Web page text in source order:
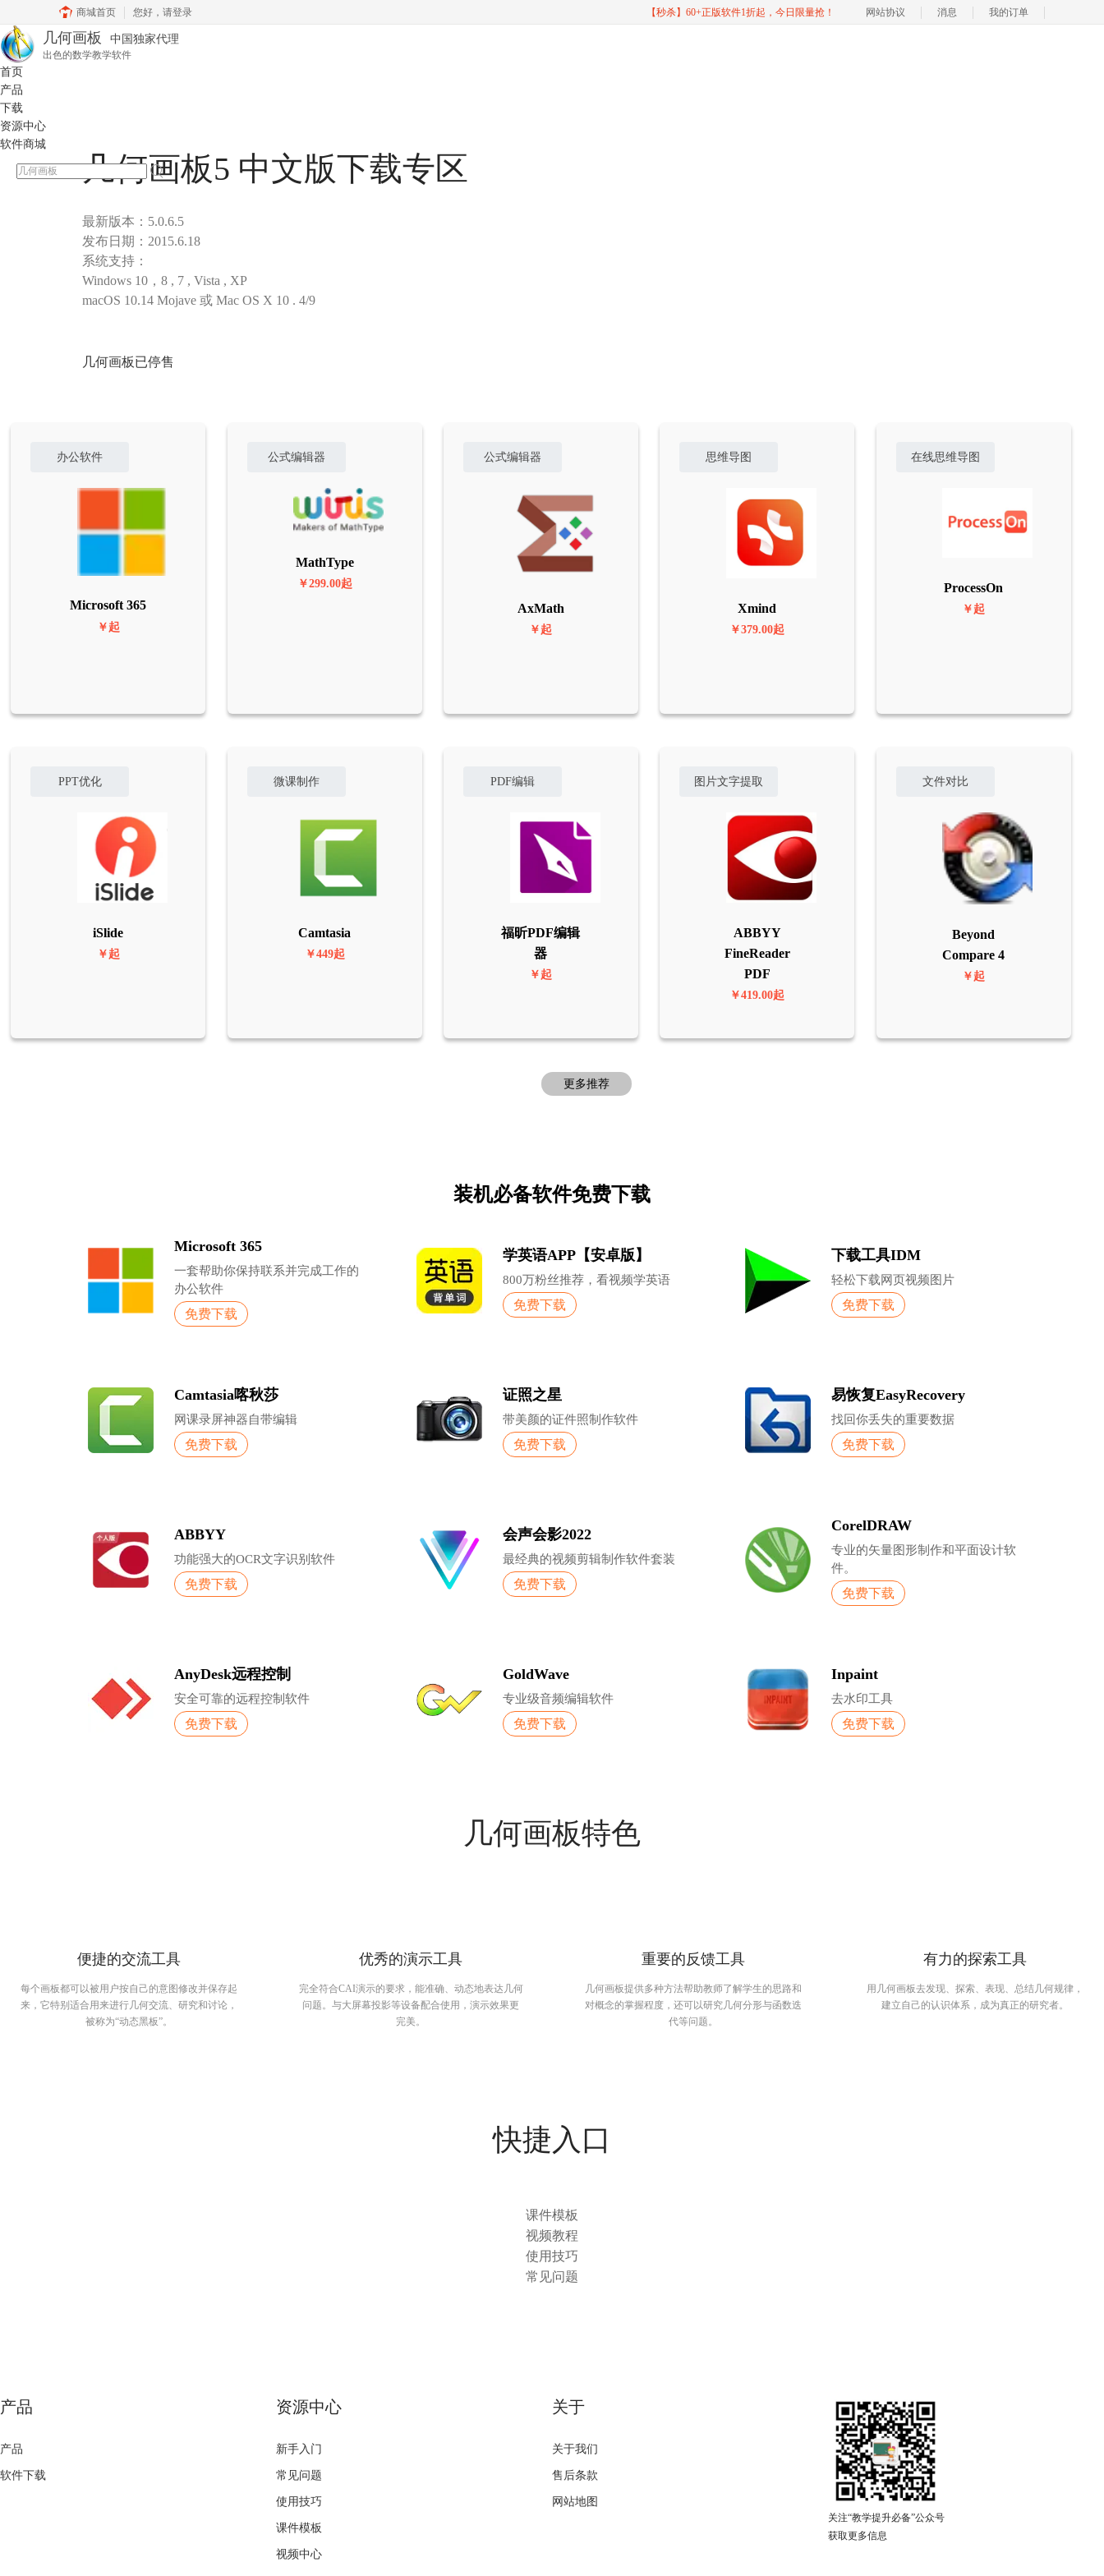
商城首页 您好， 请登录 【秒杀】60+正版软件1折起，今日限量抢！ 网站协议 消息 我的订单
几何画板 中国独家代理
出色的数学教学软件
首页
产品
下载
资源中心
软件商城
几何画板5 中文版下载专区
最新版本：5.0.6.5
发布日期：2015.6.18
系统支持：
Windows 10，8 , 7 , Vista , XP
macOS 10.14 Mojave 或 Mac OS X 10 . 4/9
几何画板已停售
办公软件
Microsoft 365
￥起
公式编辑器
MathType
￥299.00起
公式编辑器
AxMath
￥起
思维导图
Xmind
￥379.00起
在线思维导图
ProcessOn
￥起
PPT优化
iSlide
￥起
微课制作
Camtasia
￥449起
PDF编辑
福昕PDF编辑
器
￥起
图片文字提取
ABBYY
FineReader
PDF
￥419.00起
文件对比
Beyond
Compare 4
￥起
更多推荐
装机必备软件免费下载
Microsoft 365
一套帮助你保持联系并完成工作的
办公软件
免费下载
学英语APP【安卓版】
800万粉丝推荐，看视频学英语
免费下载
下载工具IDM
轻松下载网页视频图片
免费下载
Camtasia喀秋莎
网课录屏神器自带编辑
免费下载
证照之星
带美颜的证件照制作软件
免费下载
易恢复EasyRecovery
找回你丢失的重要数据
免费下载
ABBYY
功能强大的OCR文字识别软件
免费下载
会声会影2022
最经典的视频剪辑制作软件套装
免费下载
CorelDRAW
专业的矢量图形制作和平面设计软
件。
免费下载
AnyDesk远程控制
安全可靠的远程控制软件
免费下载
GoldWave
专业级音频编辑软件
免费下载
Inpaint
去水印工具
免费下载
几何画板特色
便捷的交流工具
每个画板都可以被用户按自己的意图修改并保存起
来，它特别适合用来进行几何交流、研究和讨论，
被称为“动态黑板”。
优秀的演示工具
完全符合CAI演示的要求，能准确、动态地表达几何
问题。与大屏幕投影等设备配合使用，演示效果更
完美。
重要的反馈工具
几何画板提供多种方法帮助教师了解学生的思路和
对概念的掌握程度，还可以研究几何分形与函数迭
代等问题。
有力的探索工具
用几何画板去发现、探索、表现、总结几何规律，
建立自己的认识体系，成为真正的研究者。
快捷入口
课件模板
视频教程
使用技巧
常见问题
产品
产品
软件下载
资源中心
新手入门
常见问题
使用技巧
课件模板
视频中心
关于
关于我们
售后条款
网站地图
关注“教学提升必备”公众号
获取更多信息